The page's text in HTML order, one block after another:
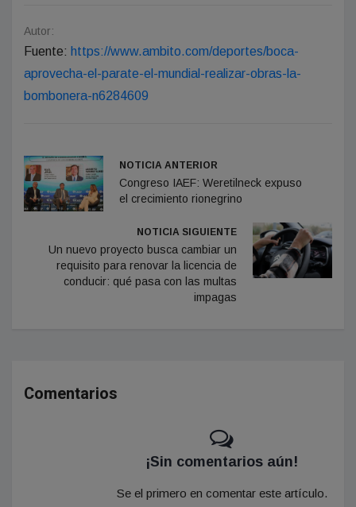
Autor:
Fuente: https://www.ambito.com/deportes/boca-
aprovecha-el-parate-el-mundial-realizar-obras-la-
bombonera-n6284609
NOTICIA ANTERIOR
Congreso IAEF: Weretilneck expuso
el crecimiento rionegrino
NOTICIA SIGUIENTE
Un nuevo proyecto busca cambiar un
requisito para renovar la licencia de
conducir: qué pasa con las multas
impagas
Comentarios
¡Sin comentarios aún!
Se el primero en comentar este artículo.